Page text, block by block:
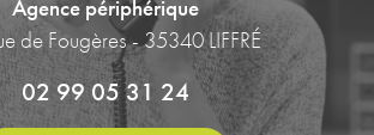
Agence périphérique
de Fougères - 35340 LIFFRÉ
02 99 05 31 24